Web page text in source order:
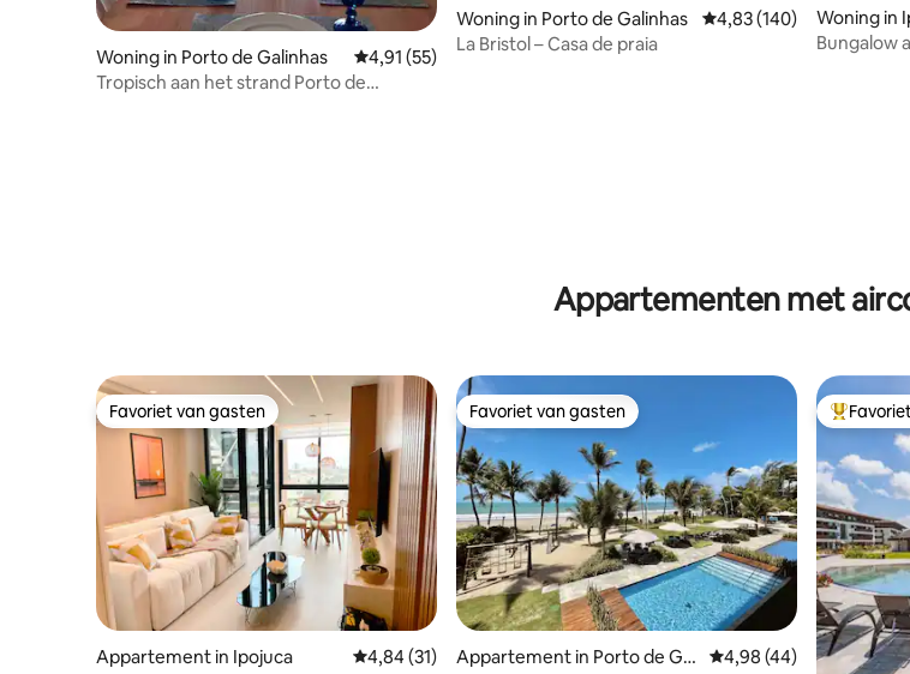
Woning in Porto de Galinhas Gemiddelde beoordeling van 4,91 uit 5, 55 recensies
4,91 (55)
Tropisch aan het strand Porto de
Woning in Porto de Galinhas Gemiddelde
4,83 (140)
La Bristol – Casa de praia
Woning in
Bungalow
Appartementen met
Favoriet van gasten
Favoriet van gasten
Appartement in Ipojuca Gemiddelde beoordeling van 4,84 uit 5, 31 recensies
4,84 (31)
Favoriet van gasten
Favoriet van gasten
Appartement in Porto de Gali
Gemiddelde
4,98 (44)